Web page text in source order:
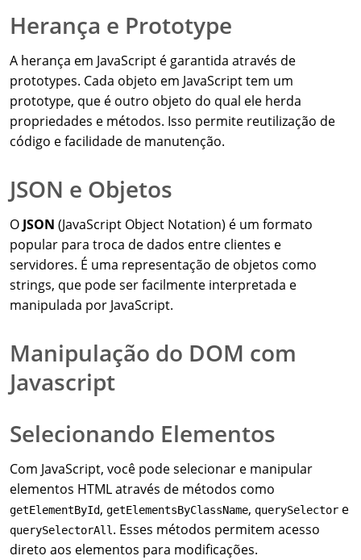
Herança e Prototype
A herança em JavaScript é garantida através de
prototypes. Cada objeto em JavaScript tem um
prototype, que é outro objeto do qual ele herda
propriedades e métodos. Isso permite reutilização de
código e facilidade de manutenção.
JSON e Objetos
OJSON (JavaScript Object Notation) é um formato
popular para troca de dados entre clientes e
servidores. É uma representação de objetos como
strings, que pode ser facilmente interpretada e
manipulada por JavaScript.
Manipulação do DOM com
Javascript
Selecionando Elementos
Com JavaScript, você pode selecionar e manipular
elementos HTML através de métodos como
getElementById, getElementsByClassName, querySelector e
querySelectorAll. Esses métodos permitem acesso
direto aos elementos para modificações.